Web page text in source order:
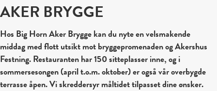
AKER BRYGGE
Hos Big Horn Aker Brygge kan du nyte en velsmakende
middag med flott utsikt mot bryggepromenaden og Akershus
Festning. Restauranten har 150 sitteplasser inne, og i
sommersesongen (april t.o.m. oktober) er også vår overbygde
terrasse åpen. Vi skreddersyr måltidet tilpasset dine ønsker.